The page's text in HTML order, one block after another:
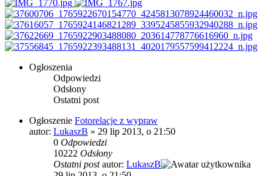
Ogłoszenia
Odpowiedzi
Odsłony
Ostatni post
Ogłoszenie Fotorelacje z wypraw
autor: LukaszB » 29 lip 2013, o 21:50
0 Odpowiedzi
10222 Odsłony
Ostatni postautor: LukaszB